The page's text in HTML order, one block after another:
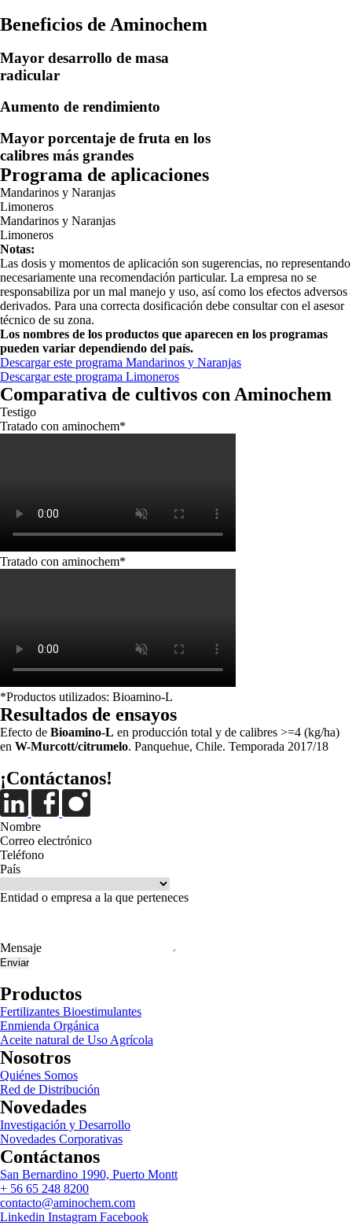
Beneficios de Aminochem
Mayor desarrollo de masa
radicular
Aumento de rendimiento
Mayor porcentaje de fruta en los
calibres más grandes
Programa de aplicaciones
Mandarinos y Naranjas
Limoneros
Mandarinos y Naranjas
Limoneros
Notas:
Las dosis y momentos de aplicación son sugerencias, no representando
necesariamente una recomendación particular. La empresa no se
responsabiliza por un mal manejo y uso, así como los efectos adversos
derivados. Para una correcta dosificación debe consultar con el asesor
técnico de su zona.
Los nombres de los productos que aparecen en los programas
pueden variar dependiendo del país.
Descargar este programa Mandarinos y Naranjas
Descargar este programa Limoneros
Comparativa de cultivos con Aminochem
Testigo
Tratado con aminochem*
Tratado con aminochem*
*Productos utilizados: Bioamino-L
Resultados de ensayos
Efecto de Bioamino-L en producción total y de calibres >=4 (kg/ha)
en W-Murcott/citrumelo. Panquehue, Chile. Temporada 2017/18
¡Contáctanos!
Nombre
Correo electrónico
Teléfono
País
Entidad o empresa a la que perteneces
Mensaje
Enviar
Productos
Fertilizantes Bioestimulantes
Enmienda Orgánica
Aceite natural de Uso Agrícola
Nosotros
Quiénes Somos
Red de Distribución
Novedades
Investigación y Desarrollo
Novedades Corporativas
Contáctanos
San Bernardino 1990, Puerto Montt
+ 56 65 248 8200
contacto@aminochem.com
Linkedin Instagram Facebook